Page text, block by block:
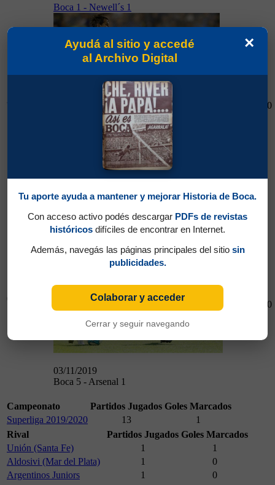
Boca 1 - Newell´s 1
2019/2020
03/11/2019
03/11/2019
Boca 5 - Arsenal 1
2019/2020
Campeonato Partidos Jugados Goles Marcados
Superliga 2019/2020
13
1
Rival
Partidos Jugados Goles Marcados
Unión (Santa Fe)
1
1
Aldosivi (Mar del Plata)
1
0
Argentinos Juniors
1
0
×
Ayudá al sitio y accedé
al Archivo Digital
Tu aporte ayuda a mantener y mejorar Historia de Boca.
Con acceso activo podés descargar PDFs de revistas
históricos difíciles de encontrar en Internet.
Además, navegás las páginas principales del sitio sin
publicidades.
Colaborar y acceder
Cerrar y seguir navegando